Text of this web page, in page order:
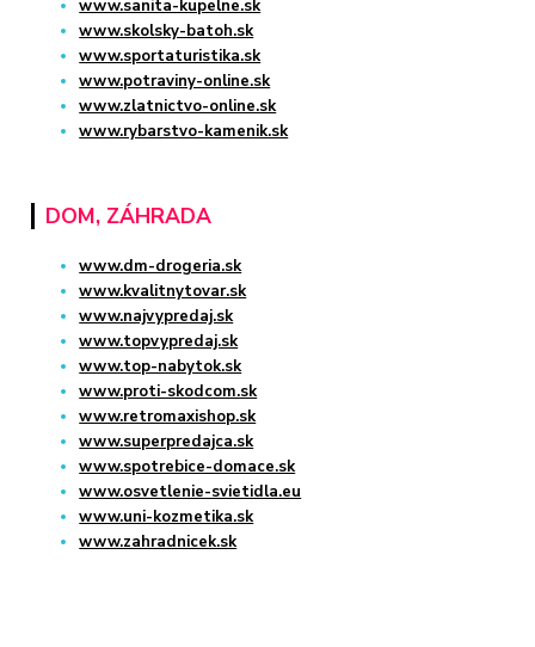
www.sanita-kupelne.sk
www.skolsky-batoh.sk
www.sportaturistika.sk
www.potraviny-online.sk
www.zlatnictvo-online.sk
www.rybarstvo-kamenik.sk
DOM, ZÁHRADA
www.dm-drogeria.sk
www.kvalitnytovar.sk
www.najvypredaj.sk
www.topvypredaj.sk
www.top-nabytok.sk
www.proti-skodcom.sk
www.retromaxishop.sk
www.superpredajca.sk
www.spotrebice-domace.sk
www.osvetlenie-svietidla.eu
www.uni-kozmetika.sk
www.zahradnicek.sk